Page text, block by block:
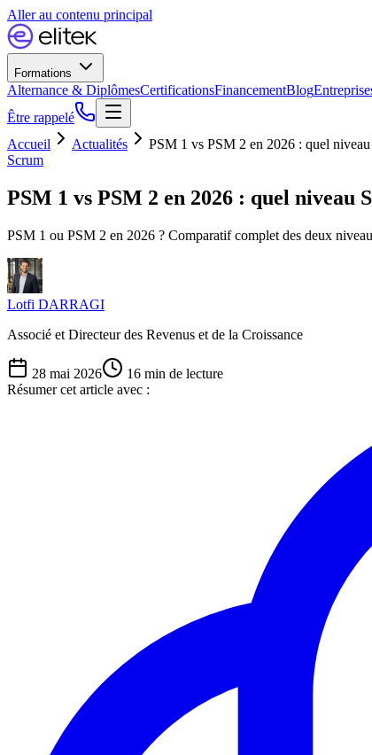
Aller au contenu principal
Formations
Alternance & DiplômesCertificationsFinancementBlog
Être rappelé
Accueil
Actualités
PSM 1 vs PSM 2 en 2026 : quel
Scrum
PSM 1 vs PSM 2 en 2026 : quel niveau
PSM 1 ou PSM 2 en 2026 ? Comparatif complet des deux
Lotfi DARRAGI
Associé et Directeur des Revenus et de la Croissance
28 mai 2026 16 min de lecture
Résumer cet article avec :